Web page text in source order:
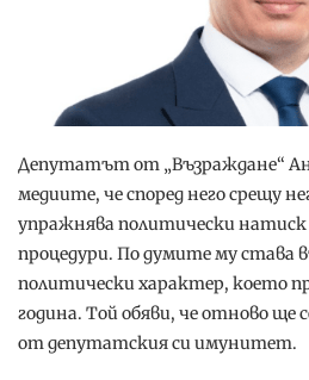
Депутатът от „Възраждане“
медиите, че според него срещу
упражнява политически натиск
процедури. По думите му става
политически характер, което
година. Той обяви, че отново ще
от депутатския си имунитет.